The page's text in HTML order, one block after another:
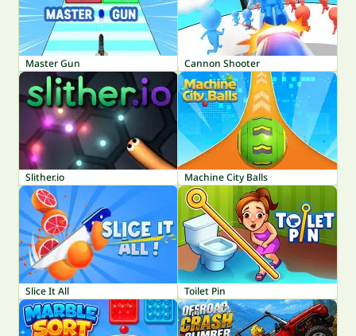
Master Gun Cannon Shooter
Slither.io Machine City Balls
Slice It All Toilet Pin